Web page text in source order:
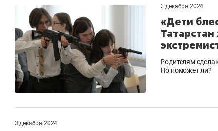
3 декабря 2024
«Дети
Родителям
Но поможет ли?
3 декабря 2024